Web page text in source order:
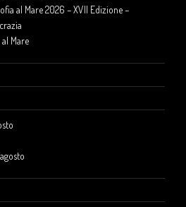
al Mare 2026 – XVII Edizione –
Mare